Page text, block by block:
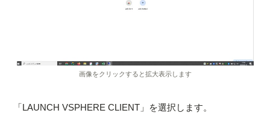
画像をクリックすると拡大表示します
「LAUNCH VSPHERE CLIENT」を選択します。